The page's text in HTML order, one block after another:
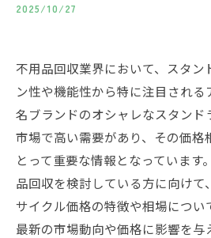
2025/10/27
不用品回収業界において、スタン
ン性や機能性から特に注目される
名ブランドのオシャレなスタンド
市場で高い需要があり、その価格
とって重要な情報となっています
品回収を検討している方に向けて
サイクル価格の特徴や相場につい
最新の市場動向や価格に影響を与